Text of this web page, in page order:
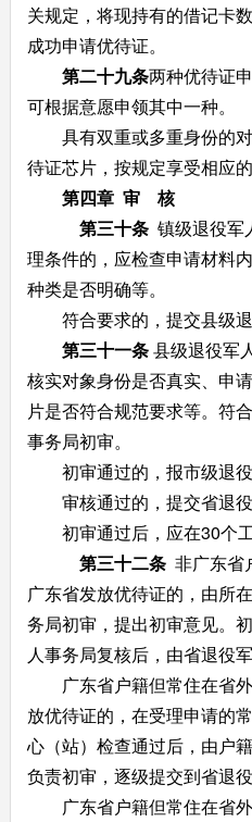
关规定，将现持有的借记卡
成功申请优待证。
第二十九条两种优待证
可根据意愿申领其中一种。
具有双重或多重身份的对
待证芯片，按规定享受相应的
第四章 审 核
第三十条 镇级退役军
理条件的，应检查申请材料
种类是否明确等。
符合要求的，提交县级退
第三十一条县级退役军
核实对象身份是否真实、申
片是否符合规范要求等。符
事务局初审。
初审通过的，报市级退役
审核通过的，提交省退役
初审通过后，应在30个工
第三十二条 非广东省
广东省发放优待证的，由所
务局初审，提出初审意见。
人事务局复核后，由省退役
广东省户籍但常住在省外
放优待证的，在受理申请的
心（站）检查通过后，由户
负责初审，逐级提交到省退
广东省户籍但常住在省外